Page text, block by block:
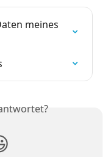
meines